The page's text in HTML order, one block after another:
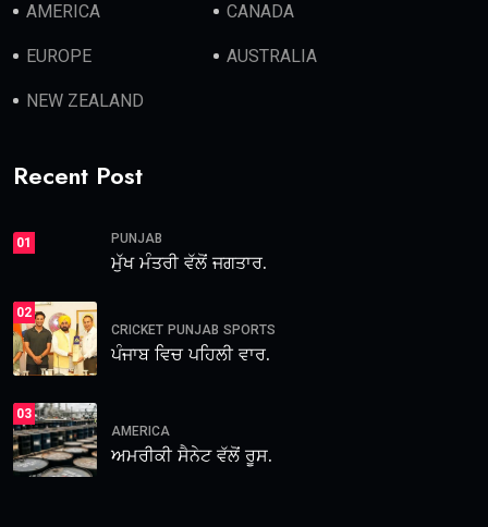
AMERICA CANADA
EUROPE AUSTRALIA
NEW ZEALAND
Recent Post
01 PUNJAB
ਮੁੱਖ ਮੰਤਰੀ ਵੱਲੋਂ ਜਗਤਾਰ.
02
CRICKET PUNJAB SPORTS
ਪੰਜਾਬ ਵਿਚ ਪਹਿਲੀ ਵਾਰ.
03
AMERICA
ਅਮਰੀਕੀ ਸੈਨੇਟ ਵੱਲੋਂ ਰੂਸ.